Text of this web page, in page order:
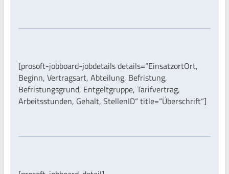
[prosoft-jobboard-jobdetails details=“EinsatzortOrt,
Beginn, Vertragsart, Abteilung, Befristung,
Befristungsgrund, Entgeltgruppe, Tarifvertrag,
Arbeitsstunden, Gehalt, StellenID“ title=“Überschrift“]